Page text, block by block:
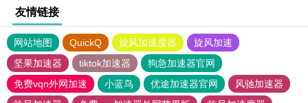
友情链接
网站地图 QuickQ 旋风加速度器
旋风加速
坚果加速器
tiktok加速器
狗急加速器官网
免费vqn外网加速
小蓝鸟 优途加速器官网
风驰加速器